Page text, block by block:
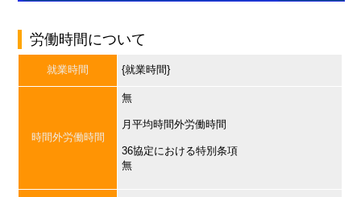
労働時間について
就業時間 {就業時間}
時間外労働時間
無
月平均時間外労働時間
36協定における特別条項
無